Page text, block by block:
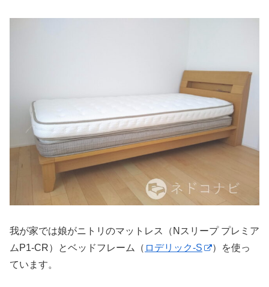
我が家では娘がニトリのマットレス（Nスリープ プレミア
ムP1-CR）とベッドフレーム（ ロデリック-S
）を使っ
ています。